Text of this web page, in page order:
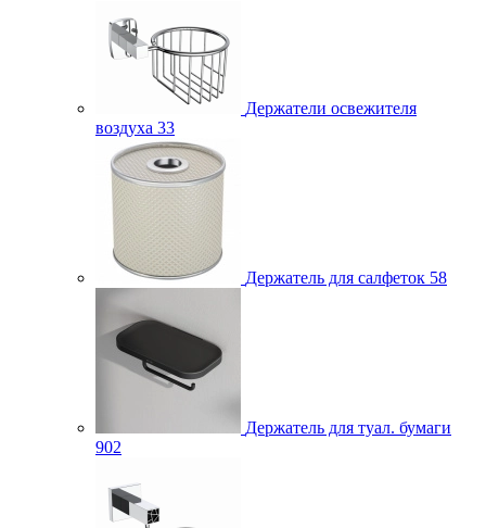
Держатели освежителя
воздуха 33
Держатель для салфеток 58
Держатель для туал. бумаги
902